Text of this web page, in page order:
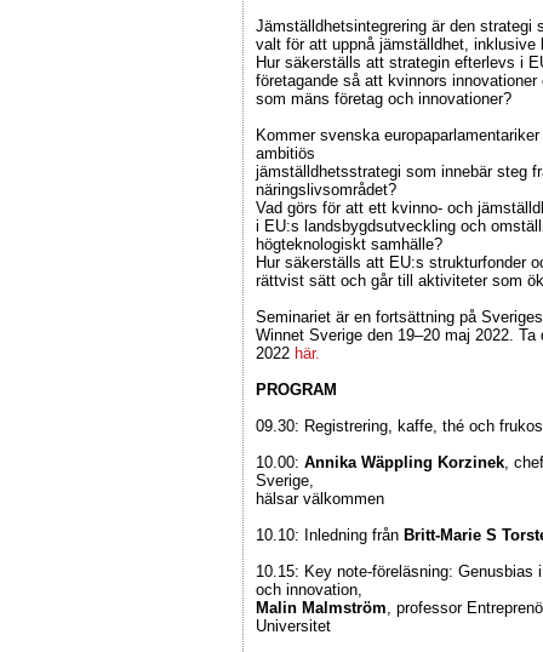
Jämställdhetsintegrering är den strategi
valt för att uppnå jämställdhet,
Hur säkerställs att strategin efterlevs i
företagande så att kvinnors
som mäns företag och innovationer?
Kommer svenska
ambitiös
jämställdhetsstrategi som innebär steg
näringslivsområdet?
Vad görs för att ett kvinno- och
i EU:s landsbygdsutveckling och
högteknologiskt samhälle?
Hur säkerställs att EU:s strukturfonder
rättvist sätt och går till aktiviteter som
Seminariet är en fortsättning på
Winnet Sverige den 19–20 maj 2022.
2022 här.
PROGRAM
09.30: Registrering, kaffe, thé och
10.00: Annika Wäppling Korzinek,
Sverige,
hälsar välkommen
10.10: Inledning från Britt-Marie S
10.15: Key note-föreläsning:
och innovation,
Malin Malmström, professor
Universitet